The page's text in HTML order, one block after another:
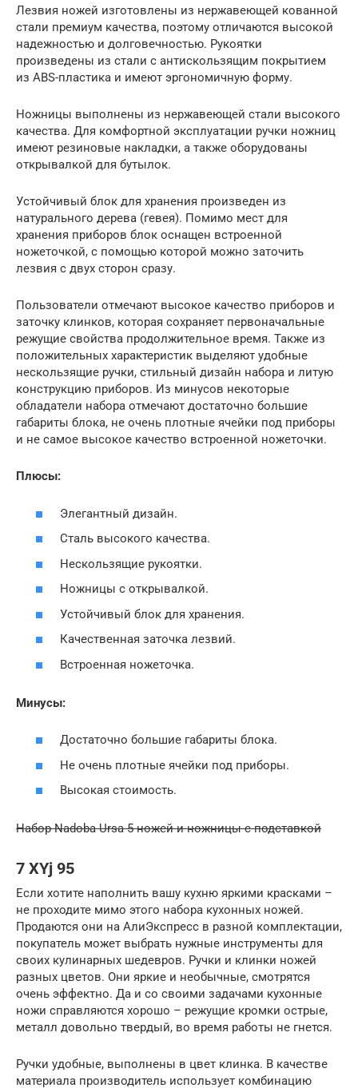
Лезвия ножей изготовлены из нержавеющей кованной
стали премиум качества, поэтому отличаются высокой
надежностью и долговечностью. Рукоятки
произведены из стали с антискользящим покрытием
из ABS-пластика и имеют эргономичную форму.
Ножницы выполнены из нержавеющей стали высокого
качества. Для комфортной эксплуатации ручки ножниц
имеют резиновые накладки, а также оборудованы
открывалкой для бутылок.
Устойчивый блок для хранения произведен из
натурального дерева (гевея). Помимо мест для
хранения приборов блок оснащен встроенной
ножеточкой, с помощью которой можно заточить
лезвия с двух сторон сразу.
Пользователи отмечают высокое качество приборов и
заточку клинков, которая сохраняет первоначальные
режущие свойства продолжительное время. Также из
положительных характеристик выделяют удобные
нескользящие ручки, стильный дизайн набора и литую
конструкцию приборов. Из минусов некоторые
обладатели набора отмечают достаточно большие
габариты блока, не очень плотные ячейки под приборы
и не самое высокое качество встроенной ножеточки.
Плюсы:
Элегантный дизайн.
Сталь высокого качества.
Нескользящие рукоятки.
Ножницы с открывалкой.
Устойчивый блок для хранения.
Качественная заточка лезвий.
Встроенная ножеточка.
Минусы:
Достаточно большие габариты блока.
Не очень плотные ячейки под приборы.
Высокая стоимость.
Набор Nadoba Ursa 5 ножей и ножницы с подставкой
7 XYj 95
Если хотите наполнить вашу кухню яркими красками –
не проходите мимо этого набора кухонных ножей.
Продаются они на АлиЭкспресс в разной комплектации,
покупатель может выбрать нужные инструменты для
своих кулинарных шедевров. Ручки и клинки ножей
разных цветов. Они яркие и необычные, смотрятся
очень эффектно. Да и со своими задачами кухонные
ножи справляются хорошо – режущие кромки острые,
металл довольно твердый, во время работы не гнется.
Ручки удобные, выполнены в цвет клинка. В качестве
материала производитель использует комбинацию